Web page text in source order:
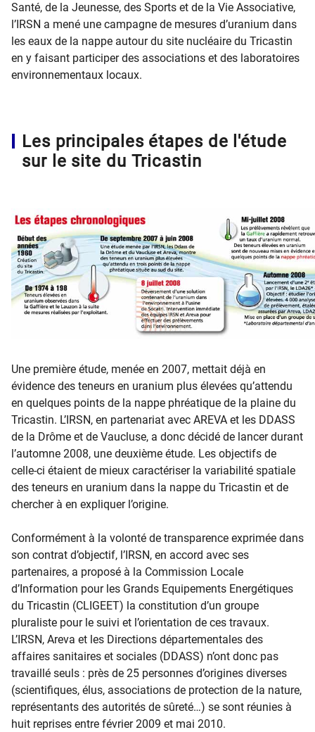
Santé, de la Jeunesse, des Sports et de la Vie Associative,
l’IRSN a mené une campagne de mesures d’uranium dans
les eaux de la nappe autour du site nucléaire du Tricastin
en y faisant participer des associations et des laboratoires
environnementaux locaux.
Les principales étapes de l'étude
sur le site du Tricastin
Une première étude, menée en 2007, mettait déjà en
évidence des teneurs en uranium plus élevées qu’attendu
en quelques points de la nappe phréatique de la plaine du
Tricastin. L’IRSN, en partenariat avec AREVA et les DDASS
de la Drôme et de Vaucluse, a donc décidé de lancer durant
l’automne 2008, une deuxième étude. Les objectifs de
celle-ci étaient de mieux caractériser la variabilité spatiale
des teneurs en uranium dans la nappe du Tricastin et de
chercher à en expliquer l’origine.
Conformément à la volonté de transparence exprimée dans
son contrat d’objectif, l’IRSN, en accord avec ses
partenaires, a proposé à la Commission Locale
d’Information pour les Grands Equipements Energétiques
du Tricastin (CLIGEET) la constitution d’un groupe
pluraliste pour le suivi et l’orientation de ces travaux.
L’IRSN, Areva et les Directions départementales des
affaires sanitaires et sociales (DDASS) n’ont donc pas
travaillé seuls : près de 25 personnes d’origines diverses
(scientifiques, élus, associations de protection de la nature,
représentants des autorités de sûreté…) se sont réunies à
huit reprises entre février 2009 et mai 2010.